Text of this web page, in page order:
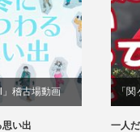
」稽古場動画
い出
「
一人